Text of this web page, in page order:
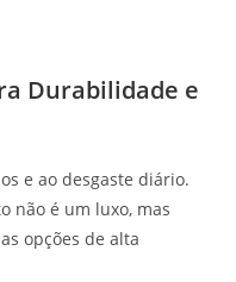
Durabilidade e
e ao desgaste diário.
não é um luxo, mas
opções de alta